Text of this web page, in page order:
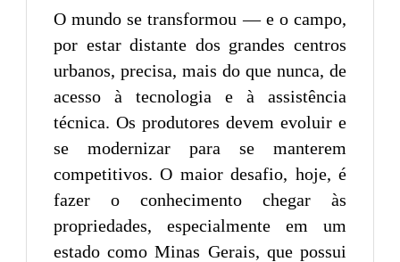
O mundo se transformou — e o campo,
por estar distante dos grandes centros
urbanos, precisa, mais do que nunca, de
acesso à tecnologia e à assistência
técnica. Os produtores devem evoluir e
se modernizar para se manterem
competitivos. O maior desafio, hoje, é
fazer o conhecimento chegar às
propriedades, especialmente em um
estado como Minas Gerais, que possui